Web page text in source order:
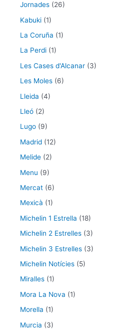
Jornades (26)
Kabuki (1)
La Coruña (1)
La Perdi (1)
Les Cases d'Alcanar (3)
Les Moles (6)
Lleida (4)
Lleó (2)
Lugo (9)
Madrid (12)
Melide (2)
Menu (9)
Mercat (6)
Mexicà (1)
Michelin 1 Estrella (18)
Michelin 2 Estrelles (3)
Michelin 3 Estrelles (3)
Michelin Notícies (5)
Miralles (1)
Mora La Nova (1)
Morella (1)
Murcia (3)